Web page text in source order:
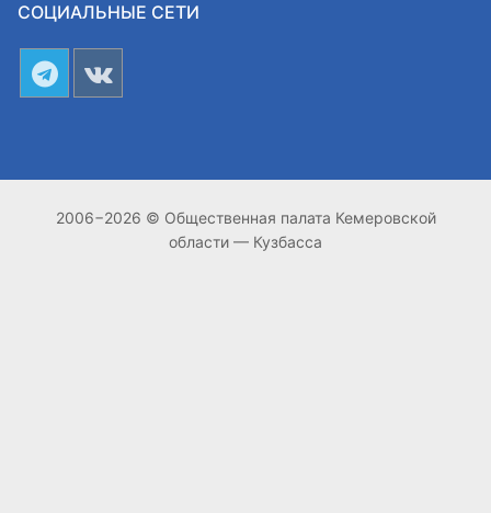
СОЦИАЛЬНЫЕ СЕТИ
2006−2026 © Общественная палата Кемеровской
области — Кузбасса